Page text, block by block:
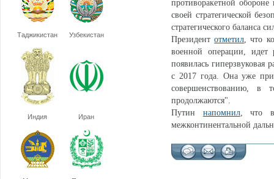
Таджикистан Узбекистан
Индия Иран
противоракетной
своей стратегической
стратегического баланса
Президентотметил, что
военной операции,
появилась гиперзвуковая
с 2017 года. Она уже
совершенствованию,
продолжаются".
Путин напомнил, что в
межконтинентальной